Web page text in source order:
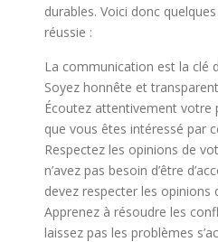
durables. Voici donc
réussie :
La communication est la clé
Soyez honnête et
Écoutez attentivement votre
que vous êtes intéressé par
Respectez les opinions de
n’avez pas besoin d’être
devez respecter les opinions
Apprenez à résoudre les
laissez pas les problèmes